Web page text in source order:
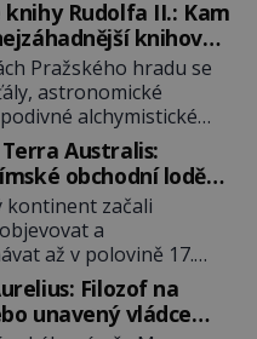
je po českých
klenotech druhým
movitým majetkem v
Přestože byl
1985 po dramatickém
úspěšně
minulost stále
mlha. Otázky, jak
tato […]
Rudolfa II.: Kam
knihovna
Pražského hradu se
astronomické
alchymistické
Rudolf II.
vše, co souvisí s
přírody, hvězd i
Jenže po jeho
slavné sbírky začínají
z nich mizí navždy.
nejvzácnější knihy? A
někde zapomenuté
Australis:
obchodní lodě
kontinent začali
a
až v polovině 17.
však možnost, že
vzdálený kontinent
již evropské
Filozof na
unavený vládce